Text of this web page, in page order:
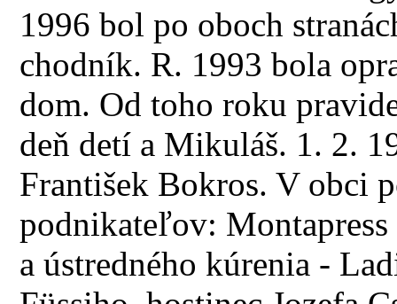
1996 bol po oboch
chodník. R. 1993 bola
dom. Od toho roku
deň detí a Mikuláš. 1. 2.
František Bokros. V obci
podnikateľov:
a ústredného kúrenia -